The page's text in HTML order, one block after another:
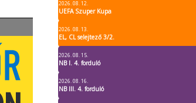
2026. 08. 12.
UEFA Szuper Kupa
2026. 08. 13.
EL, CL selejtező 3/2.
2026. 08. 15.
NB I. 4. forduló
2026. 08. 16.
NB III. 4. forduló